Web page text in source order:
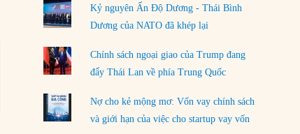
Kỷ nguyên Ấn Độ Dương - Thái Bình
Dương của NATO đã khép lại
Chính sách ngoại giao của Trump đang
đẩy Thái Lan về phía Trung Quốc
Nợ cho kẻ mộng mơ: Vốn vay chính sách
và giới hạn của việc cho startup vay vốn